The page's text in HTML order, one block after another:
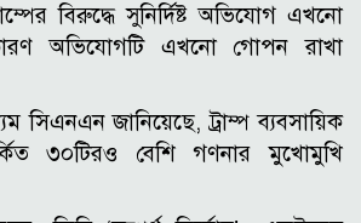
বিরুদ্ধে সুনির্দিষ্ট অভিযোগ এখনো
অভিযোগটি এখনো গোপন রাখা
সিএনএন জানিয়েছে, ট্রাম্প ব্যবসায়িক
৩০টিরও বেশি গণনার মুখোমুখি